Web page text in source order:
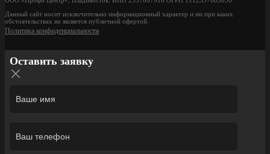
Данный сайт носит исключительно информационный характер и ни при каких
обстоятельствах не является публичной офертой.
Политика конфиденциальности
Оставить заявку